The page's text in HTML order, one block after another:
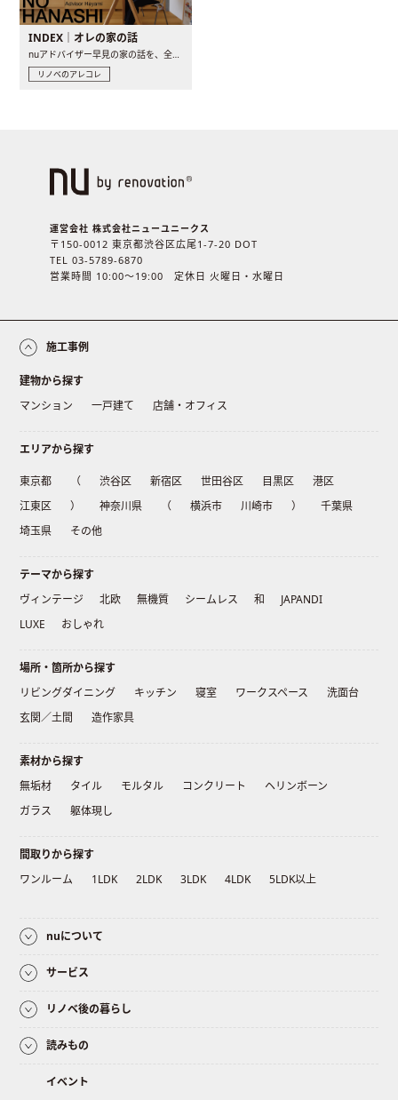
INDEX｜オレの家の話
nuアドバイザー早見の家の話を、全4話でお届け。リノベーションを..
リノベのアレコレ
運営会社 株式会社ニューユニークス
〒150-0012 東京都渋谷区広尾1-7-20 DOT
TEL 03-5789-6870
営業時間 10:00〜19:00 定休日 火曜日・水曜日
施工事例
建物から探す
マンション
一戸建て 店舗・オフィス
エリアから探す
東京都 （ 渋谷区 新宿区 世田谷区 目黒区
港区
江東区
） 神奈川県 （ 横浜市 川崎市 ）
千葉県
埼玉県
その他
テーマから探す
ヴィンテージ
北欧 無機質 シームレス 和
JAPANDI
LUXE
おしゃれ
場所・箇所から探す
リビングダイニング
キッチン 寝室 ワークスペース
洗面台
玄関／土間
造作家具
素材から探す
無垢材
タイル モルタル コンクリート
ヘリンボーン
ガラス
躯体現し
間取りから探す
ワンルーム
1LDK 2LDK 3LDK 4LDK 5LDK以上
nuについて
サービス
リノベ後の暮らし
読みもの
イベント